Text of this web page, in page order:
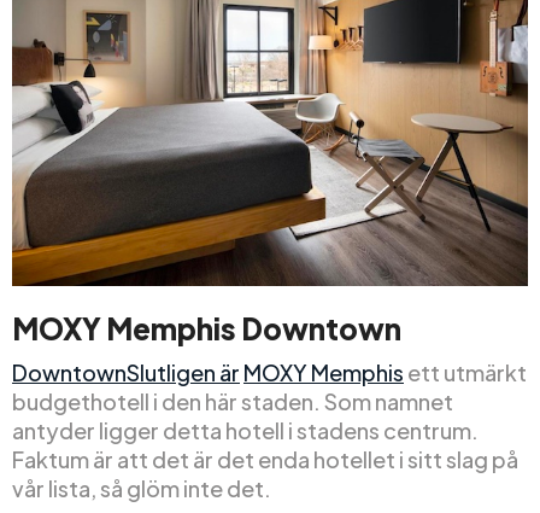
MOXY Memphis Downtown
DowntownSlutligen är MOXY Memphis ett utmärkt
budgethotell i den här staden. Som namnet
antyder ligger detta hotell i stadens centrum.
Faktum är att det är det enda hotellet i sitt slag på
vår lista, så glöm inte det.